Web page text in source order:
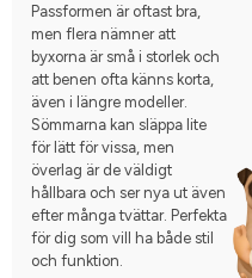
Passformen är oftast bra,
men flera nämner att
byxorna är små i storlek och
att benen ofta känns korta,
även i längre modeller.
Sömmarna kan släppa lite
för lätt för vissa, men
överlag är de väldigt
hållbara och ser nya ut även
efter många tvättar. Perfekta
för dig som vill ha både stil
och funktion.